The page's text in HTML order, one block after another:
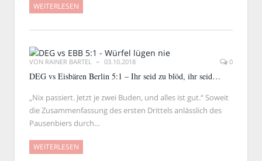
WEITERLESEN
VON RAINER BARTEL 03.10.2018 0
DEG vs Eisbären Berlin 5:1 – Ihr seid zu blöd, ihr seid…
„Nix passiert. Jetzt je zwei Buden, und alles ist gut.“ Soweit
die Zusammenfassung des ersten Drittels anlässlich des
Pausenbiers durch…
WEITERLESEN